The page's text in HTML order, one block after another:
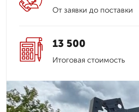
От заявки до поставки
13 500
Итоговая стоимость